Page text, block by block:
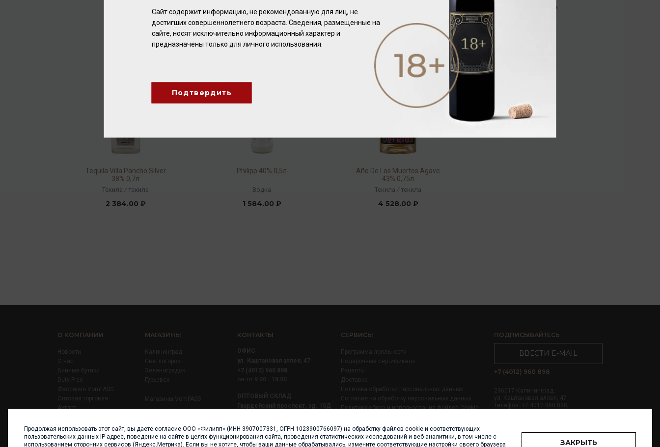
2 080.00 ₽ 2 928.00 ₽
текила
Tequila Villa Pancho Silver
38% 0,7л
Текила / текила
2 384.00 ₽
Philipp 40% 0,5л
Водка
1 584.00 ₽
Año De Los Muertos Agave
43% 0,75л
Текила / текила
4 528.00 ₽
О КОМПАНИИ
Новости
О нас
Винные бутики
Duty Free
Фассерия VomFASS
Оптовая торговля
Аутлет
Карьера
Контакты
МАГАЗИНЫ
Калининград
Светлогорск
Зеленоградск
Гурьевск
Магазины VomFASS
КОНТАКТЫ
ОФИС
ул. Каштановая аллея, 47
+7 (4012) 960 898
ОПТОВЫЙ СКЛАД
Гвардейский проспект, зд. 15Д
пн-пт 8:00 - 17:00
СЕРВИСЫ
Программа лояльности
Подарочные сертификаты
Рецепты
Доставка
Политика обработки персональных данных
Согласие на обработку персональных данных
Политика сбора и использования файлов Cookie
ПОДПИСЫВАЙТЕСЬ
ВВЕСТИ E-MAIL
+7 (4012) 960 898
236017 Калининград,
ул. Каштановая аллея, 47
Телефон: +7 4012 960 898,
Сайт содержит информацию, не рекомендованную для лиц, не
достигших совершеннолетнего возраста. Сведения, размещенные на
сайте, носят исключительно информационный характер и
предназначены только для личного использования.
Подтвердить
Продолжая использовать этот сайт, вы даете согласие ООО «Филипп» (ИНН 3907007331, ОГРН 1023900766097) на обработку файлов cookie и соответствующих
пользовательских данных IP-адрес, поведение на сайте в целях функционирования сайта, проведения статистических исследований и веб-аналитики, в том числе с
использованием сторонних сервисов (Яндекс.Метрика). Если вы не хотите, чтобы ваши данные обрабатывались, измените соответствующие настройки своего браузера
ЗАКРЫТЬ